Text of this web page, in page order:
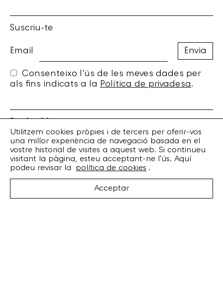
Suscriu-te
Email
Consenteixo l'ús de les meves dades per
als fins indicats a la Política de privadesa.
Torrent de l’Olla, 203 Local 1
08012 Barcelona
+34 932 070 164
bankrobber@bankrobber.net
Utilitzem cookies pròpies i de tercers per oferir-vos
una millor experiència de navegació basada en el
vostre historial de visites a aquest web. Si continueu
visitant la pàgina, esteu acceptant-ne l'ús. Aquí
podeu revisar la
política de cookies .
Acceptar